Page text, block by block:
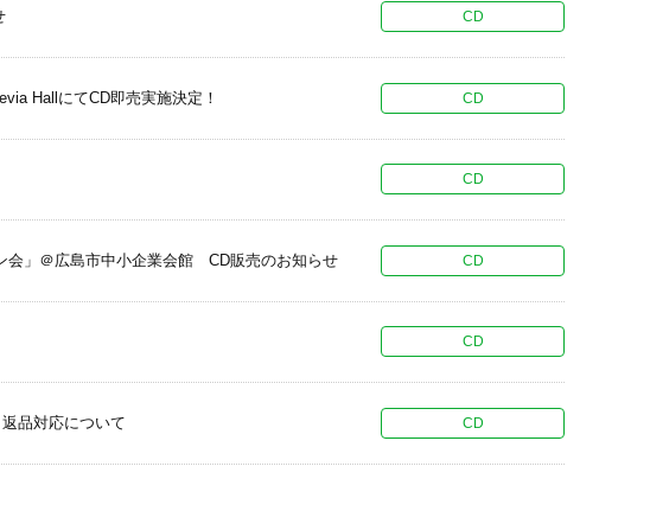
CD
HallにてCD即売実施決定！ CD
CD
会」＠広島市中小企業会館 CD販売のお知らせ CD
CD
品対応について CD